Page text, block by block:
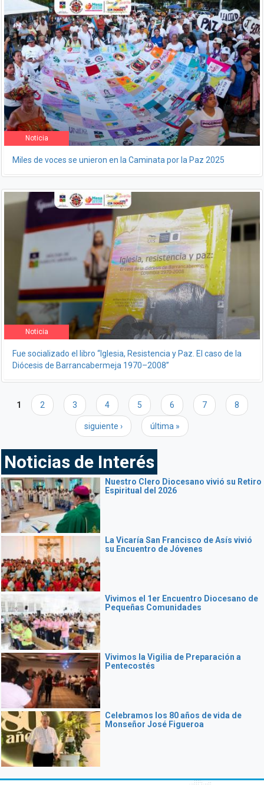
Noticia
Miles de voces se unieron en la Caminata por la Paz 2025
Noticia
Fue socializado el libro “Iglesia, Resistencia y Paz. El caso de la
Diócesis de Barrancabermeja 1970–2008”
Páginas
1 2 3 4 5 6 7 8
siguiente › última »
Noticias de Interés
Nuestro Clero Diocesano vivió su Retiro
Espiritual del 2026
La Vicaría San Francisco de Asís vivió
su Encuentro de Jóvenes
Vivimos el 1er Encuentro Diocesano de
Pequeñas Comunidades
Vivimos la Vigilia de Preparación a
Pentecostés
Celebramos los 80 años de vida de
Monseñor José Figueroa